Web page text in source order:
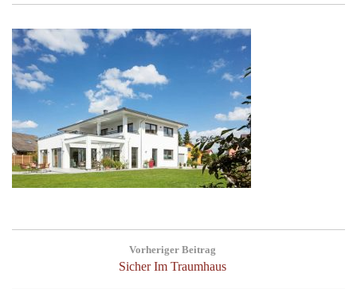
Vorheriger Beitrag
Previous
Sicher Im Traumhaus